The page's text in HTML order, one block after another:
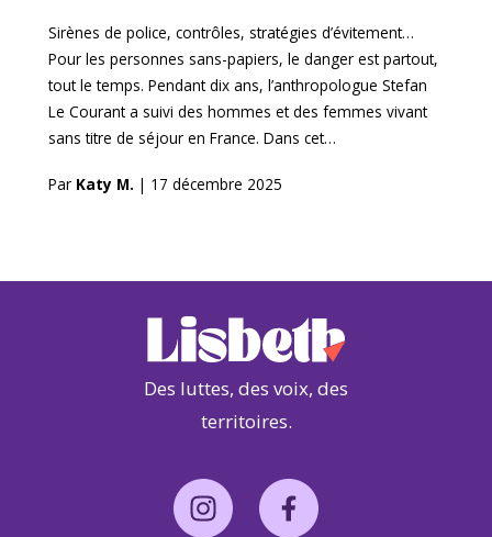
Sirènes de police, contrôles, stratégies d’évitement…
Pour les personnes sans-papiers, le danger est partout,
tout le temps. Pendant dix ans, l’anthropologue Stefan
Le Courant a suivi des hommes et des femmes vivant
sans titre de séjour en France. Dans cet…
Par Katy M. | 17 décembre 2025
Des luttes, des voix, des
territoires.